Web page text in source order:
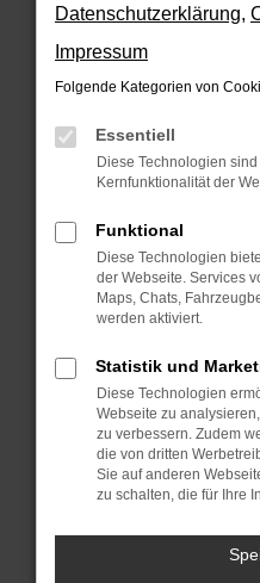
Laden andere
deine
Prüfe deine
Manche
können das
anderen Browser
Fenster?
Starte dein Gerät
vorübergehende
Stelle sicher,
Betriebssystem
sind.
Veraltete Software
führen, dass
Datenschutzerklärung,
Impressum
Folgende Kategorien von
Essentiell
Diese Technologien
Kernfunktionalität der
Funktional
Diese Technologien
der Webseite. Services
Maps, Chats,
werden aktiviert.
Statistik und
Diese Technologien
Webseite zu
zu verbessern. Zudem
die von dritten
Sie auf anderen
zu schalten, die für Ihre